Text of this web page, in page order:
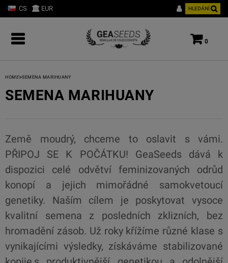
CS EUR HLEDÁNÍ
0
HOME>SEMENA MARIHUANY
SEMENA MARIHUANY
Země moudrý, chceme to oslavit s vámi.
PŘIPOJ SE K POČÁTKU! GeaSeeds dává k
dispozici celé odvětví feminizovaných odrůd
konopí a jejich mimořádné samokvetoucí
genetiky. Naším cílem je poskytovat vysoce
kvalitní semena z posledních zklizních, bez
hromadění zásob. Už roky křížíme různé klase s
vynikajícími výsledky, získáváme stabilizované